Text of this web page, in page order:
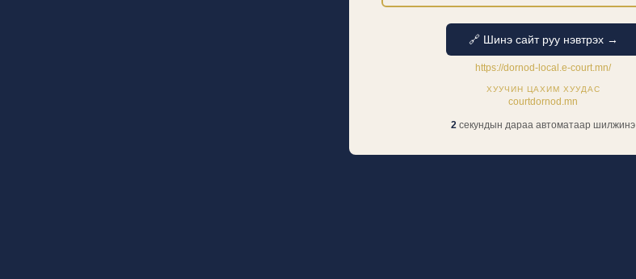
🔗 Шинэ сайт руу нэвтрэх →
https://dornod-local.e-court.mn/
ХУУЧИН ЦАХИМ ХУУДАС
courtdornod.mn
1 секундын дараа автоматаар шилжинэ